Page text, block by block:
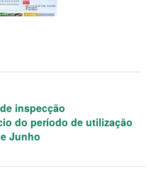
inspecção
do período de utilização
Junho